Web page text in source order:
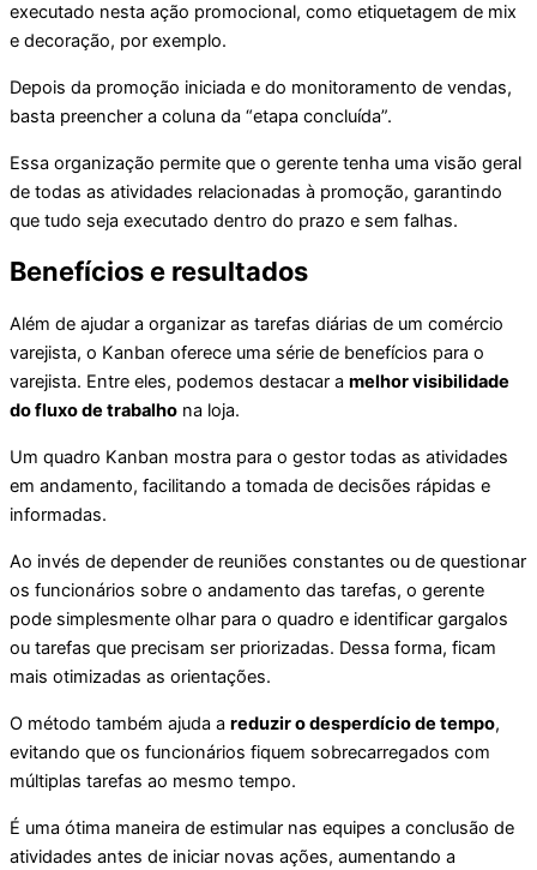
executado nesta ação promocional, como etiquetagem de mix
e decoração, por exemplo.
Depois da promoção iniciada e do monitoramento de vendas,
basta preencher a coluna da “etapa concluída”.
Essa organização permite que o gerente tenha uma visão geral
de todas as atividades relacionadas à promoção, garantindo
que tudo seja executado dentro do prazo e sem falhas.
Benefícios e resultados
Além de ajudar a organizar as tarefas diárias de um comércio
varejista, o Kanban oferece uma série de benefícios para o
varejista. Entre eles, podemos destacar a melhor visibilidade
do fluxo de trabalho na loja.
Um quadro Kanban mostra para o gestor todas as atividades
em andamento, facilitando a tomada de decisões rápidas e
informadas.
Ao invés de depender de reuniões constantes ou de questionar
os funcionários sobre o andamento das tarefas, o gerente
pode simplesmente olhar para o quadro e identificar gargalos
ou tarefas que precisam ser priorizadas. Dessa forma, ficam
mais otimizadas as orientações.
O método também ajuda a reduzir o desperdício de tempo,
evitando que os funcionários fiquem sobrecarregados com
múltiplas tarefas ao mesmo tempo.
É uma ótima maneira de estimular nas equipes a conclusão de
atividades antes de iniciar novas ações, aumentando a